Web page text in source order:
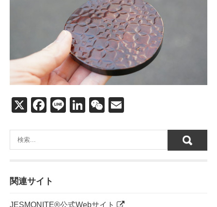
X
F
c
e
o
o
Li
e
Li
k
e
W
C
h
ail
関連サイト
JESMONITE®公式Webサイト